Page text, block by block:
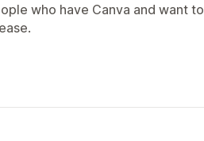
who have Canva and want to